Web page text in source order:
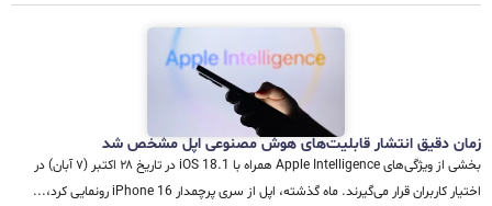
زمان دقیق انتشار قابلیت‌های هوش مصنوعی اپل مشخص شد
بخشی از ویژگی‌های Apple Intelligence همراه با iOS 18.1 در تاریخ ۲۸ اکتبر (۷ آبان) در
اختیار کاربران قرار می‌گیرند. ماه گذشته، اپل از سری پرچمدار iPhone 16 رونمایی کرد،...